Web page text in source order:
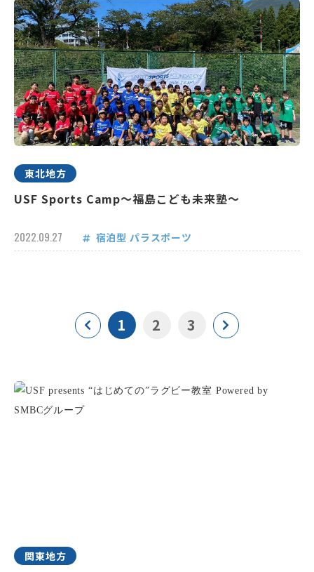
東北地方
USF Sports Camp～福島こども未来塾～
2022.09.27 宿泊型 パラスポーツ
1 2 3
関東地方